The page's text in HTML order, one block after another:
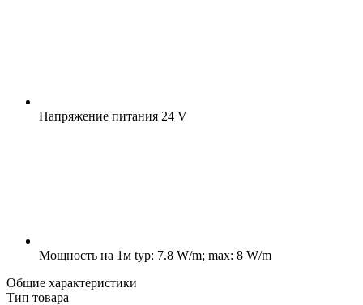
Напряжение питания 24 V
Мощность на 1м typ: 7.8 W/m; max: 8 W/m
Общие характеристики
Тип товара